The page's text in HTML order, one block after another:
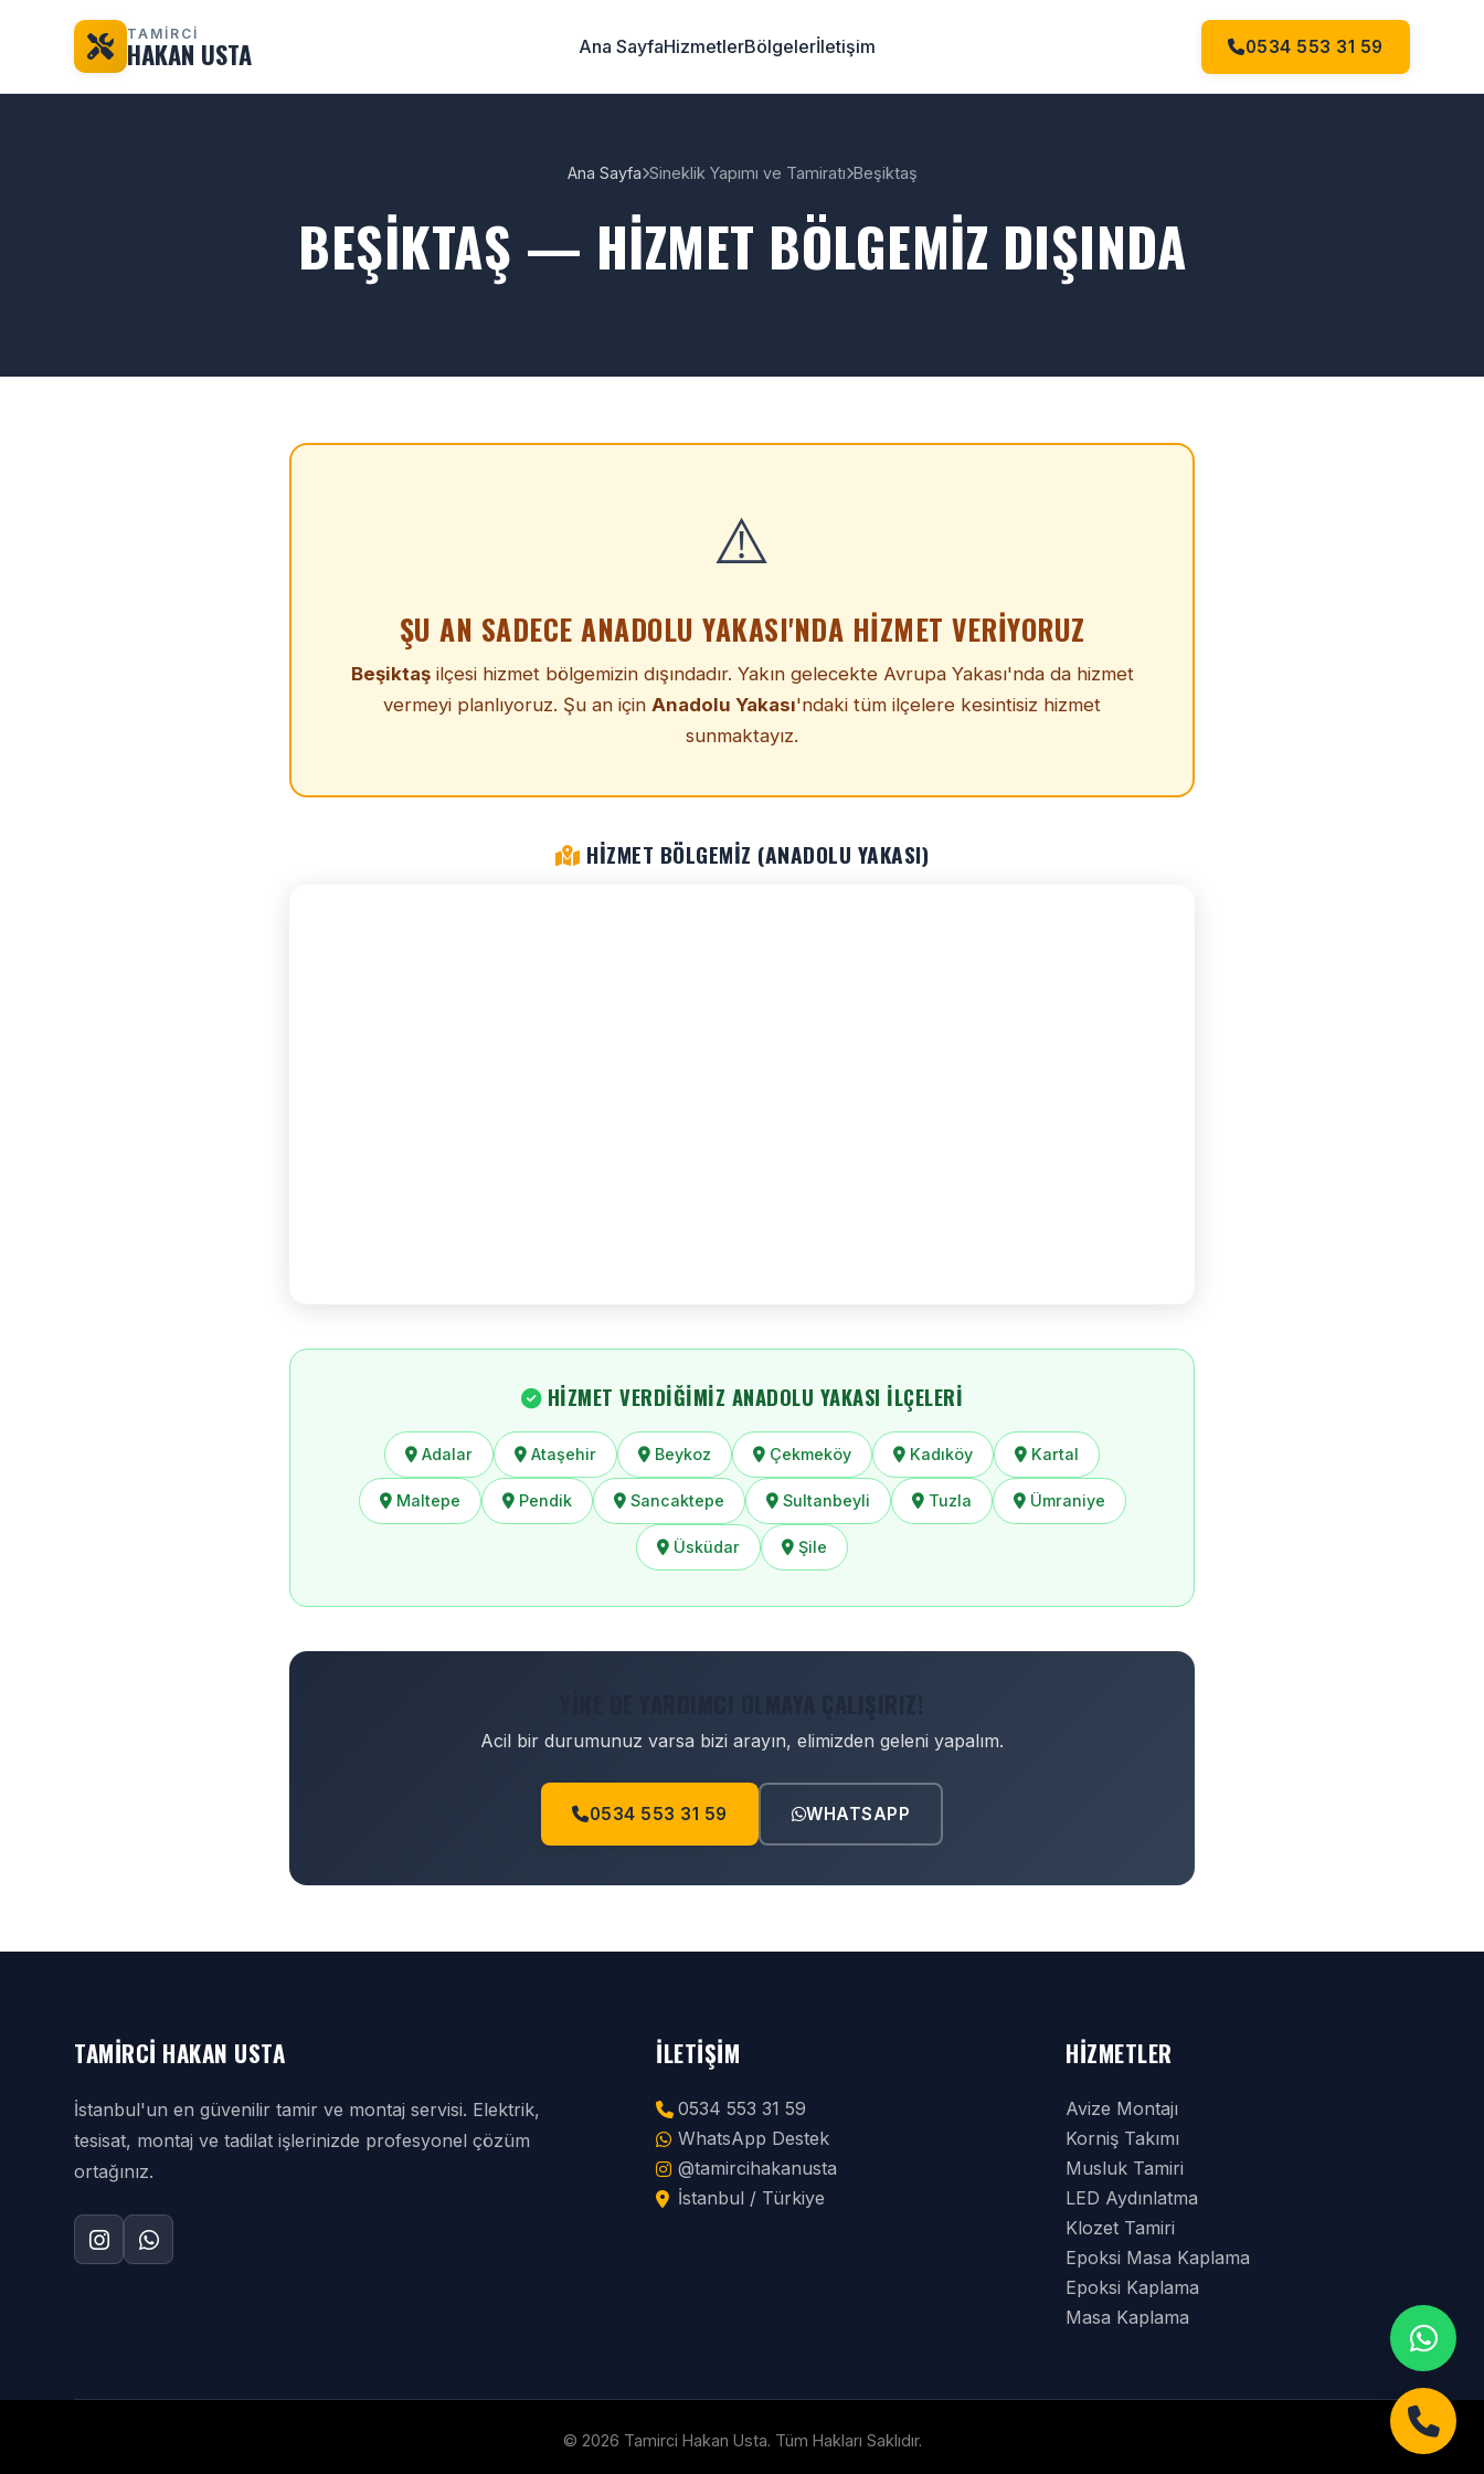
TAMİRCİ
HAKAN USTA Ana SayfaHizmetlerBölgelerİletişim 0534 553 31 59
Ana Sayfa Sineklik Yapımı ve Tamiratı Beşiktaş
BEŞIKTAŞ — HIZMET BÖLGEMIZ DIŞINDA
⚠️
ŞU AN SADECE ANADOLU YAKASI'NDA HIZMET VERIYORUZ
Beşiktaşilçesi hizmet bölgemizin dışındadır. Yakın gelecekte Avrupa Yakası'nda da hizmet
vermeyi planlıyoruz. Şu an için Anadolu Yakası'ndaki tüm ilçelere kesintisiz hizmet
sunmaktayız.
HIZMET BÖLGEMIZ (ANADOLU YAKASI)
HIZMET VERDIĞIMIZ ANADOLU YAKASI İLÇELERI
Adalar Ataşehir Beykoz Çekmeköy Kadıköy Kartal
Maltepe Pendik Sancaktepe Sultanbeyli Tuzla Ümraniye
Üsküdar Şile
Acil bir durumunuz varsa bizi arayın, elimizden geleni yapalım.
0534 553 31 59 WHATSAPP
TAMIRCI HAKAN USTA
İstanbul'un en güvenilir tamir ve montaj servisi. Elektrik,
tesisat, montaj ve tadilat işlerinizde profesyonel çözüm
ortağınız.
İLETIŞIM
0534 553 31 59
WhatsApp Destek
@tamircihakanusta
İstanbul / Türkiye
HIZMETLER
Avize Montajı
Korniş Takımı
Musluk Tamiri
LED Aydınlatma
Klozet Tamiri
Epoksi Masa Kaplama
Epoksi Kaplama
Masa Kaplama
© 2026 Tamirci Hakan Usta. Tüm Hakları Saklıdır.